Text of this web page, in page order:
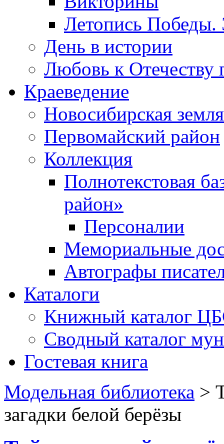
Летопись Победы.
День в истории
Любовь к Отечеству
Краеведение
Новосибирская земля
Первомайский район
Коллекция
Полнотекстовая
район»
Персоналии
Мемориальные
Автографы
Каталоги
Книжный каталог
Сводный каталог
Гостевая книга
Модельная библиотека >
загадки белой берёзы